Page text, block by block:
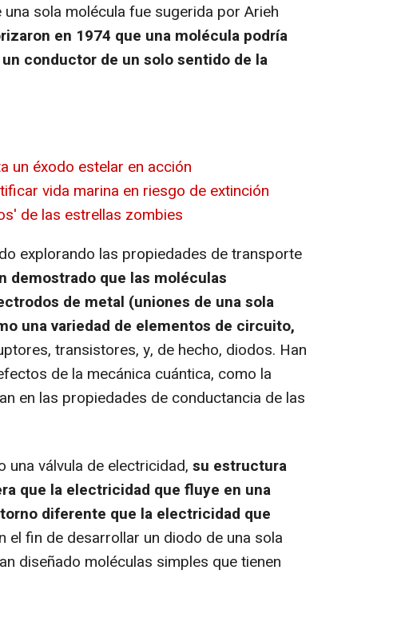
sola molécula fue sugerida por Arieh
en 1974 que una molécula podría
conductor de un solo sentido de la
un éxodo estelar en acción
vida marina en riesgo de extinción
de las estrellas zombies
explorando las propiedades de transporte
demostrado que las moléculas
de metal (uniones de una sola
una variedad de elementos de circuito,
transistores, y, de hecho, diodos. Han
de la mecánica cuántica, como la
en las propiedades de conductancia de las
válvula de electricidad, su estructura
que la electricidad que fluye en una
diferente que la electricidad que
el fin de desarrollar un diodo de una sola
diseñado moléculas simples que tienen